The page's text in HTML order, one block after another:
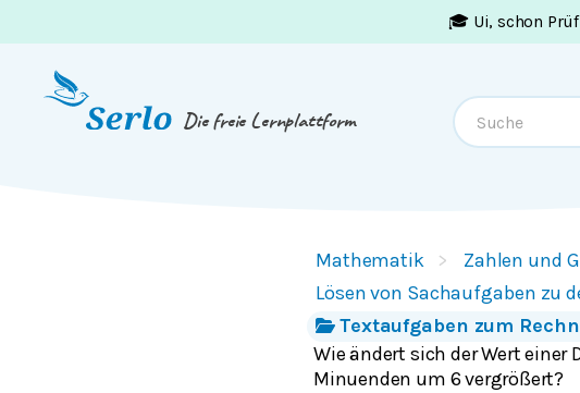
🎓 Ui, schon
Die freie Lernplattform
Mathematik Zahlen und
Lösen von Sachaufgaben zu
Textaufgaben zum
Wie ändert sich der Wert
Minuenden um 6 vergrößert?